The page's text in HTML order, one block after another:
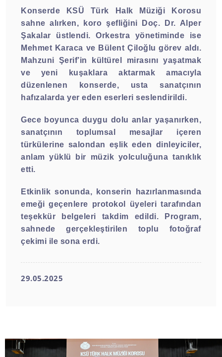
Konserde KSÜ Türk Halk Müziği Korosu
sahne alırken, koro şefliğini Doç. Dr. Alper
Şakalar üstlendi. Orkestra yönetiminde ise
Mehmet Karaca ve Bülent Çiloğlu görev aldı.
Mahzuni Şerif’in kültürel mirasını yaşatmak
ve yeni kuşaklara aktarmak amacıyla
düzenlenen konserde, usta sanatçının
hafızalarda yer eden eserleri seslendirildi.
Gece boyunca duygu dolu anlar yaşanırken,
sanatçının toplumsal mesajlar içeren
türkülerine salondan eşlik eden dinleyiciler,
anlam yüklü bir müzik yolculuğuna tanıklık
etti.
Etkinlik sonunda, konserin hazırlanmasında
emeği geçenlere protokol üyeleri tarafından
teşekkür belgeleri takdim edildi. Program,
sahnede gerçekleştirilen toplu fotoğraf
çekimi ile sona erdi.
29.05.2025